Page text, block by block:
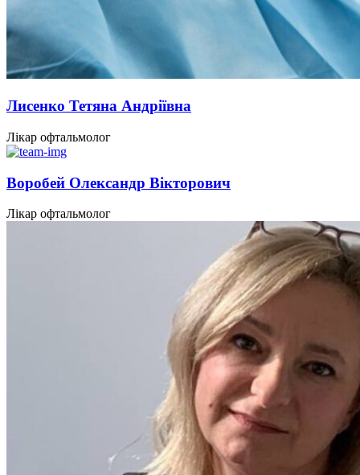
Лисенко Тетяна Андріївна
Лікар офтальмолог
Воробей Олександр Вікторович
Лікар офтальмолог